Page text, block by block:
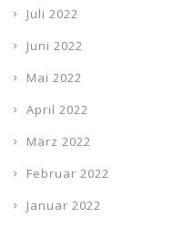
Juli 2022
Juni 2022
Mai 2022
April 2022
März 2022
Februar 2022
Januar 2022